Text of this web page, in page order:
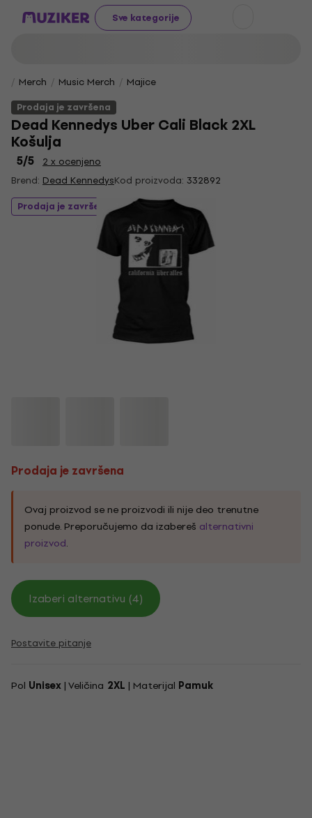
Sve kategorije
Merch Music Merch
Majice
Prodaja je završena
Dead Kennedys Uber Cali Black 2XL
Košulja
5/5
2 x ocenjeno
Brend: Dead KennedysKod proizvoda: 332892
Prodaja je završena
Prodaja je završena
Ovaj proizvod se ne proizvodi ili nije deo trenutne
ponude. Preporučujemo da izabereš alternativni
proizvod.
Izaberi alternativu (4)
Postavite pitanje
Pol Unisex | Veličina 2XL | Materijal Pamuk